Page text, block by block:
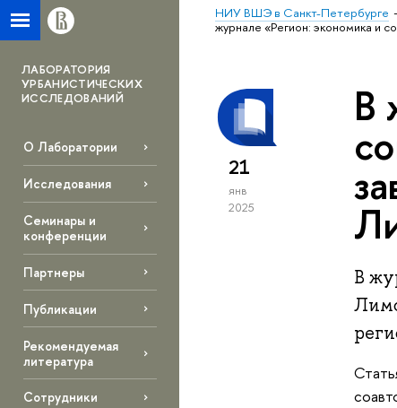
НИУ ВШЭ в Санкт-Петербурге
журнале «Регион: экономика и
ЛАБОРАТОРИЯ
УРБАНИСТИЧЕСКИХ
ИССЛЕДОВАНИЙ
О Лаборатории
Исследования
Семинары и
конференции
Партнеры
Публикации
Рекомендуемая
литература
Сотрудники
21
янв
2025
В
В